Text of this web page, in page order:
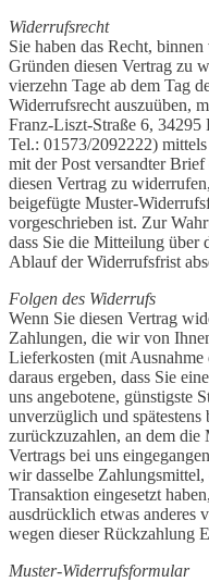
Widerrufsrecht
Sie haben das Recht,
Gründen diesen Vertrag zu
vierzehn Tage ab dem Tag
Widerrufsrecht auszuüben,
Franz-Liszt-Straße 6, 34295
Tel.: 01573/2092222)
mit der Post versandter
diesen Vertrag zu
beigefügte Muster-
vorgeschrieben ist. Zur
dass Sie die Mitteilung über
Ablauf der Widerrufsfrist
Folgen des Widerrufs
Wenn Sie diesen Vertrag
Zahlungen, die wir von
Lieferkosten (mit Ausnahme
daraus ergeben, dass Sie
uns angebotene, günstigste
unverzüglich und
zurückzuzahlen, an dem
Vertrags bei uns
wir dasselbe
Transaktion eingesetzt
ausdrücklich etwas anderes
wegen dieser Rückzahlung
Muster-Widerrufsformular